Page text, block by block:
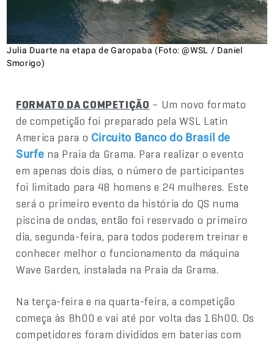
Julia Duarte na etapa de Garopaba (Foto: @WSL / Daniel
Smorigo)
FORMATO DA COMPETIÇÃO – Um novo formato
de competição foi preparado pela WSL Latin
America para o Circuito Banco do Brasil de
Surfe na Praia da Grama. Para realizar o evento
em apenas dois dias, o número de participantes
foi limitado para 48 homens e 24 mulheres. Este
será o primeiro evento da história do QS numa
piscina de ondas, então foi reservado o primeiro
dia, segunda-feira, para todos poderem treinar e
conhecer melhor o funcionamento da máquina
Wave Garden, instalada na Praia da Grama.
Na terça-feira e na quarta-feira, a competição
começa às 8h00 e vai até por volta das 16h00. Os
competidores foram divididos em baterias com